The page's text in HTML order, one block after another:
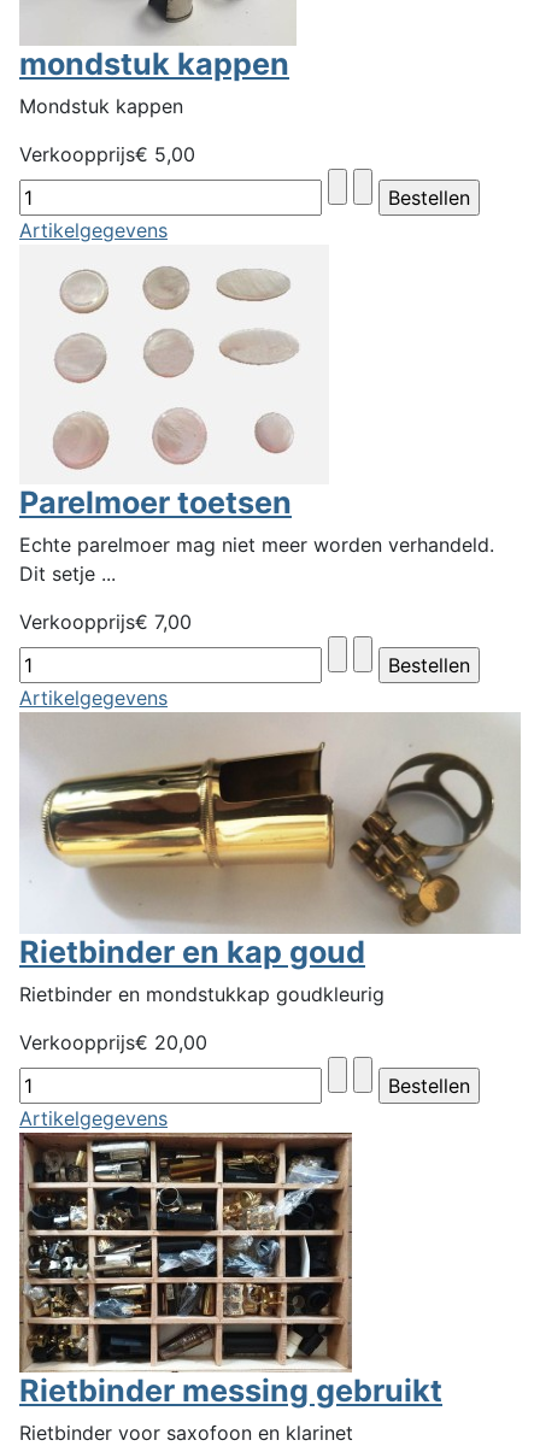
mondstuk kappen
Mondstuk kappen
Verkoopprijs€ 5,00
Artikelgegevens
Parelmoer toetsen
Echte parelmoer mag niet meer worden verhandeld.
Dit setje ...
Verkoopprijs€ 7,00
Artikelgegevens
Rietbinder en kap goud
Rietbinder en mondstukkap goudkleurig
Verkoopprijs€ 20,00
Artikelgegevens
Rietbinder messing gebruikt
Rietbinder voor saxofoon en klarinet